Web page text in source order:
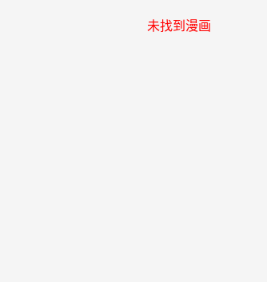
未找到漫画